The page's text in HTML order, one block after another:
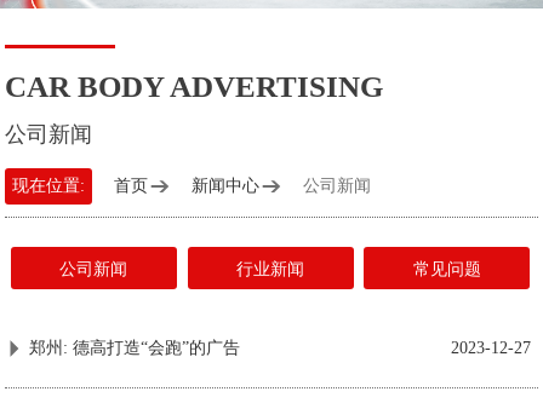
CAR BODY ADVERTISING
公司新闻
现在位置: 首页 新闻中心 公司新闻
公司新闻 行业新闻 常见问题
郑州: 德高打造“会跑”的广告 2023-12-27